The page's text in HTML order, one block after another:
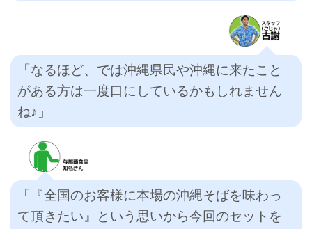
「なるほど、では沖縄県民や沖縄に来たこと
がある方は一度口にしているかもしれません
ね♪」
「『全国のお客様に本場の沖縄そばを味わっ
て頂きたい』という思いから今回のセットを